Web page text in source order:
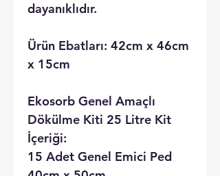
dayanıklıdır.
Ürün Ebatları: 42cm x 46cm
x 15cm
Ekosorb Genel Amaçlı
Dökülme Kiti 25 Litre Kit
İçeriği:
15 Adet Genel Emici Ped